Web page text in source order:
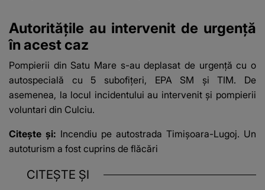
Autoritățile au intervenit de urgență
în acest caz
Pompierii din Satu Mare s-au deplasat de urgență cu o
autospecială cu 5 subofițeri, EPA SM și TIM. De
asemenea, la locul incidentului au intervenit și pompierii
voluntari din Culciu.
Citește și: Incendiu pe autostrada Timișoara-Lugoj. Un
autoturism a fost cuprins de flăcări
CITEȘTE ȘI